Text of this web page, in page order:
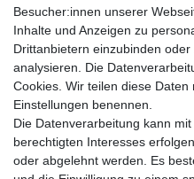
Besucher:innen unserer
Inhalte und Anzeigen zu
Drittanbietern einzubinden
analysieren. Die
Cookies. Wir teilen diese
Einstellungen benennen.
Die Datenverarbeitung kann
berechtigten Interesses
oder abgelehnt werden. Es